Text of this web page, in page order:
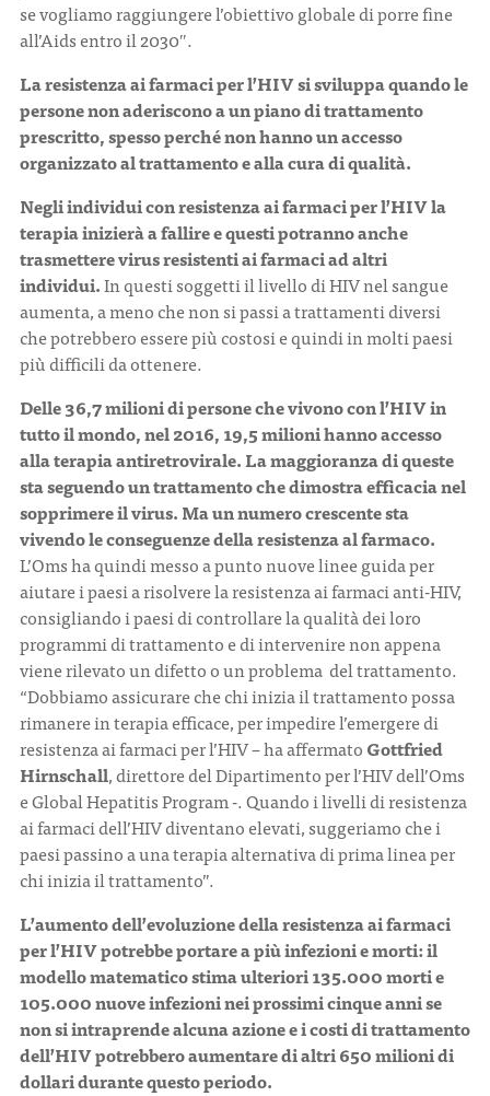
se vogliamo raggiungere l’obiettivo globale di porre fine
all’Aids entro il 2030″.
La resistenza ai farmaci per l’HIV si sviluppa quando le
persone non aderiscono a un piano di trattamento
prescritto, spesso perché non hanno un accesso
organizzato al trattamento e alla cura di qualità.
Negli individui con resistenza ai farmaci per l’HIV la
terapia inizierà a fallire e questi potranno anche
trasmettere virus resistenti ai farmaci ad altri
individui.In questi soggetti il livello di HIV nel sangue
aumenta, a meno che non si passi a trattamenti diversi
che potrebbero essere più costosi e quindi in molti paesi
più difficili da ottenere.
Delle 36,7 milioni di persone che vivono con l’HIV in
tutto il mondo, nel 2016, 19,5 milioni hanno accesso
alla terapia antiretrovirale. La maggioranza di queste
sta seguendo un trattamento che dimostra efficacia nel
sopprimere il virus. Ma un numero crescente sta
vivendo le conseguenze della resistenza al farmaco.
L’Oms ha quindi messo a punto nuove linee guida per
aiutare i paesi a risolvere la resistenza ai farmaci anti-HIV,
consigliando i paesi di controllare la qualità dei loro
programmi di trattamento e di intervenire non appena
viene rilevato un difetto o un problema del trattamento.
“Dobbiamo assicurare che chi inizia il trattamento possa
rimanere in terapia efficace, per impedire l’emergere di
resistenza ai farmaci per l’HIV – ha affermatoGottfried
Hirnschall, direttore del Dipartimento per l’HIV dell’Oms
e Global Hepatitis Program -. Quando i livelli di resistenza
ai farmaci dell’HIV diventano elevati, suggeriamo che i
paesi passino a una terapia alternativa di prima linea per
chi inizia il trattamento”.
L’aumento dell’evoluzione della resistenza ai farmaci
per l’HIV potrebbe portare a più infezioni e morti: il
modello matematico stima ulteriori 135.000 morti e
105.000 nuove infezioni nei prossimi cinque anni se
non si intraprende alcuna azione e i costi di trattamento
dell’HIV potrebbero aumentare di altri 650 milioni di
dollari durante questo periodo.